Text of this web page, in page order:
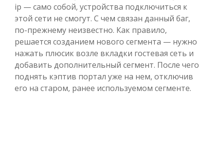
ip — само собой, устройства подключиться к
этой сети не смогут. С чем связан данный баг,
по-прежнему неизвестно. Как правило,
решается созданием нового сегмента — нужно
нажать плюсик возле вкладки гостевая сеть и
добавить дополнительный сегмент. После чего
поднять кэптив портал уже на нем, отключив
его на старом, ранее используемом сегменте.